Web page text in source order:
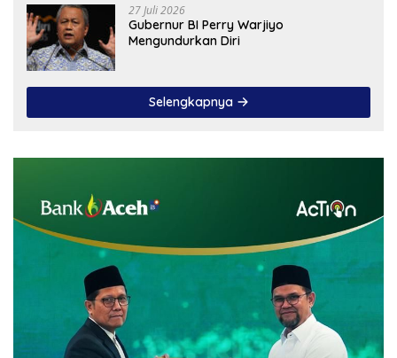
27 Juli 2026
Gubernur BI Perry Warjiyo
Mengundurkan Diri
Selengkapnya